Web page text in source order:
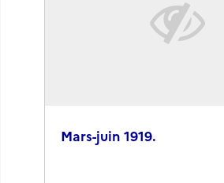
Mars-juin 1919.